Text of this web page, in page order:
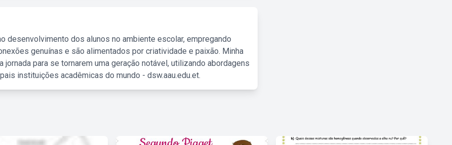
desenvolvimento dos alunos no ambiente escolar, empregando
genuínas e são alimentados por criatividade e paixão. Minha
para se tornarem uma geração notável, utilizando abordagens
instituições acadêmicas do mundo - dsw.aau.edu.et.